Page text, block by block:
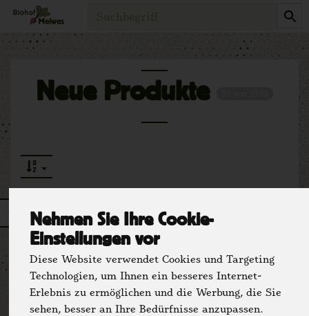
Nehmen Sie Ihre Cookie-
Einstellungen vor
Diese Website verwendet Cookies und Targeting
Technologien, um Ihnen ein besseres Internet-
Erlebnis zu ermöglichen und die Werbung, die Sie
sehen, besser an Ihre Bedürfnisse anzupassen.
Produkt
Neue Produkte
Ostern
Hersteller Ernährung